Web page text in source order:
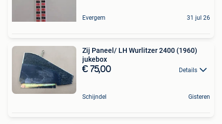
Evergem 31 jul 26
Zij Paneel/ LH Wurlitzer 2400 (1960)
jukebox
€ 75,00 Details
Schijndel Gisteren